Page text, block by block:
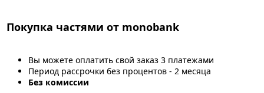
Покупка частями от monobank
Вы можете оплатить свой заказ 3 платежами
Период рассрочки без процентов - 2 месяца
Без комиссии